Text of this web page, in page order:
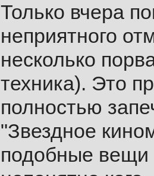
Только вчера
неприятного
несколько
техника). Это
полностью
"Звездное
подобные вещи